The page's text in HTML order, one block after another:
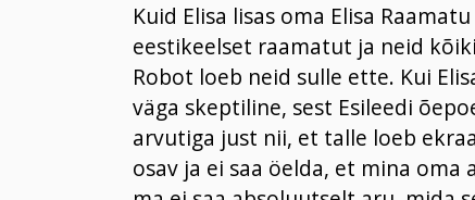
Kuid Elisa lisas oma Elisa
eestikeelset raamatut ja neid
Robot loeb neid sulle ette. Kui
väga skeptiline, sest Esileedi
arvutiga just nii, et talle loeb
osav ja ei saa öelda, et mina